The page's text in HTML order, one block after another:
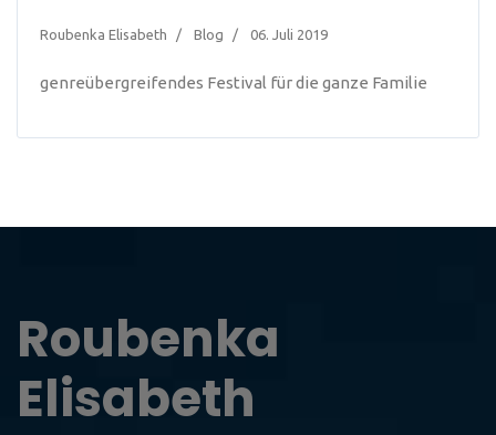
Roubenka Elisabeth Blog 06. Juli 2019
genreübergreifendes Festival für die ganze Familie
Roubenka
Elisabeth